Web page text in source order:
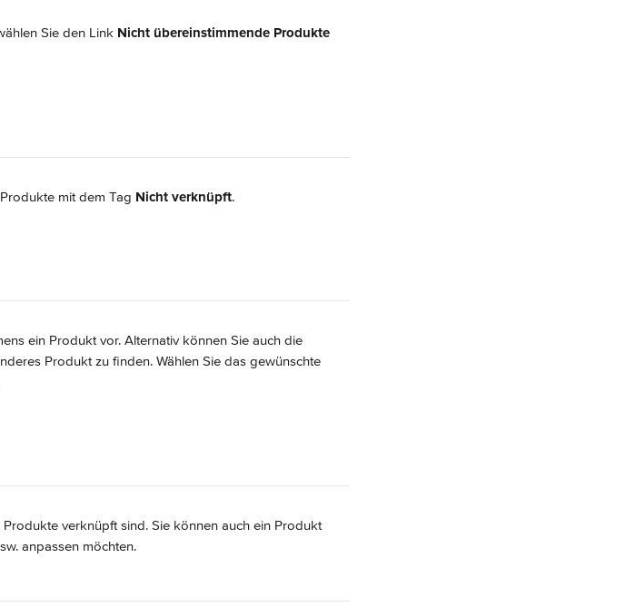
Sie den Link Nicht übereinstimmende Produkte
mit dem Tag Nicht verknüpft.
ein Produkt vor. Alternativ können Sie auch die
Produkt zu finden. Wählen Sie das gewünschte
verknüpft sind. Sie können auch ein Produkt
anpassen möchten.